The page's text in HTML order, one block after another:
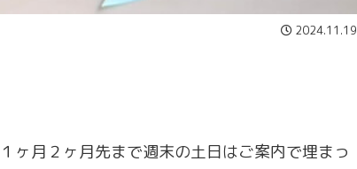
2024.11.19
ヶ月２ヶ月先まで週末の土日はご案内で埋まっ